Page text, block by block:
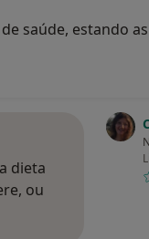
saúde, estando
dieta
ou